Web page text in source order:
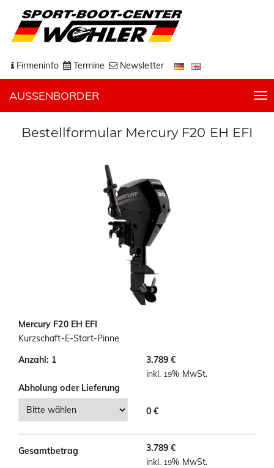
Firmeninfo Termine Newsletter
AUSSENBORDER
T
o
Bestellformular Mercury F20 EH EFI
Mercury F20 EH EFI
Kurzschaft-E-Start-Pinne
Anzahl: 1
3.789 €
inkl. 19% MwSt.
Abholung oder Lieferung
0 €
Gesamtbetrag
3.789 €
inkl. 19% MwSt.